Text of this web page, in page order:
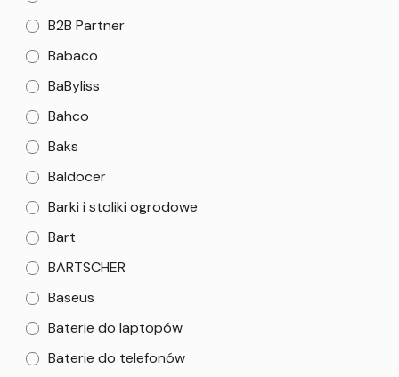
B2B Partner
Babaco
BaByliss
Bahco
Baks
Baldocer
Barki i stoliki ogrodowe
Bart
BARTSCHER
Baseus
Baterie do laptopów
Baterie do telefonów